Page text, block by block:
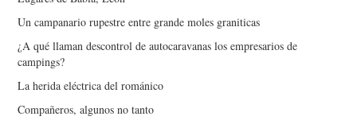
Un campanario rupestre entre grande moles graniticas
¿A qué llaman descontrol de autocaravanas los empresarios de
campings?
La herida eléctrica del románico
Compañeros, algunos no tanto